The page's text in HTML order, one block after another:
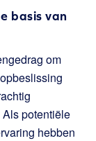
basis van
om
Als potentiële
hebben